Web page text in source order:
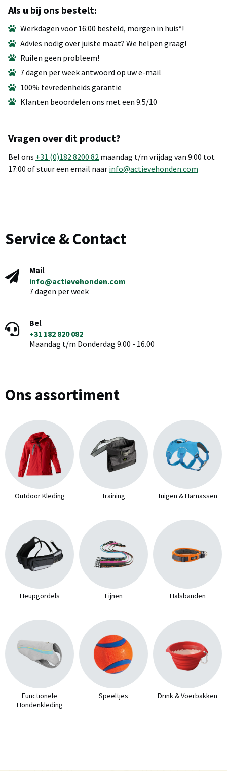
Als u bij ons bestelt:
Werkdagen voor 16:00 besteld, morgen in huis*!
Advies nodig over juiste maat? We helpen graag!
Ruilen geen probleem!
7 dagen per week antwoord op uw e-mail
100% tevredenheids garantie
Klanten beoordelen ons met een 9.5/10
Vragen over dit product?
Bel ons +31 (0)182 8200 82 maandag t/m vrijdag van 9:00 tot
17:00 of stuur een email naar info@actievehonden.com
Service & Contact
Mail
info@actievehonden.com
7 dagen per week
Bel
+31 182 820 082
Maandag t/m Donderdag 9.00 - 16.00
Ons assortiment
Outdoor Kleding Training Tuigen & Harnassen
Heupgordels Lijnen Halsbanden
Functionele
Hondenkleding
Speeltjes Drink & Voerbakken